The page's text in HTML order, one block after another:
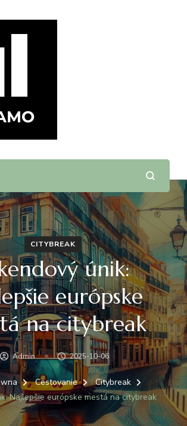
CITYBREAK
únik:
európske
na citybreak
Admin 2025-10-06
Cestovanie
Citybreak
Najlepšie európske mestá na citybreak